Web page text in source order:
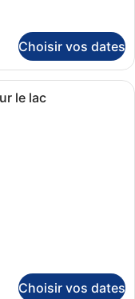
Choisir vos dates
à coucher avec un
le lac
Choisir vos dates